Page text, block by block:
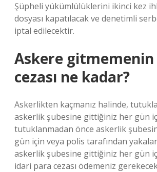
Şüpheli yükümlülüklerini ikinci kez
dosyası kapatılacak ve denetimli
iptal edilecektir.
Askere
cezası ne kadar?
Askerlikten kaçmanız halinde,
askerlik şubesine gittiğiniz her gün
tutuklanmadan önce askerlik
gün için veya polis tarafından
askerlik şubesine gittiğiniz her gün
idari para cezası ödemeniz